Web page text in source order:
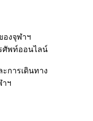
องจุฬาฯ
ศัพท์ออนไลน์
การเดินทาง
าฯ